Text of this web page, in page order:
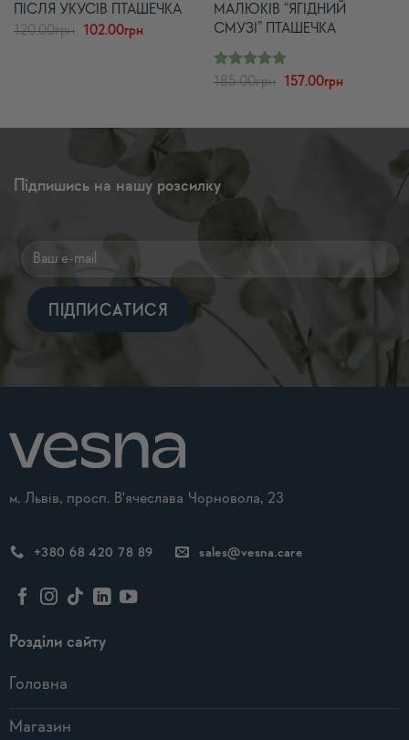
ПІСЛЯ УКУСІВ ПТАШЕЧКА
120.00грн Оригінальна
102.00грнПоточна
МАЛЮКІВ “ЯГІДНИЙ
СМУЗІ” ПТАШЕЧКА
Оцінено в
185.00грн Оригінальна
157.00грнПоточна
Підпишись на нашу розсилку
Alternative:
м. Львів, просп. В'ячеслава Чорновола, 23
+380 68 420 78 89 sales@vesna.care
Розділи сайту
Головна
Магазин